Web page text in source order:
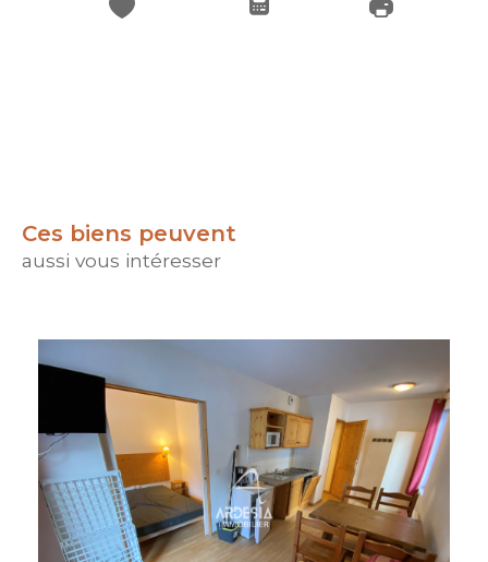
Ces biens peuvent
aussi vous intéresser